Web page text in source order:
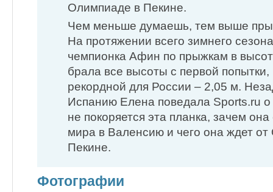
Олимпиаде в Пекине.
Чем меньше думаешь, тем выше
На протяжении всего зимнего
чемпионка Афин по прыжкам в
брала все высоты с первой
рекордной для России – 2,05 м.
Испанию Елена поведала Sports.ru о
не покоряется эта планка, зачем
мира в Валенсию и чего она ждет
Пекине.
Фотографии